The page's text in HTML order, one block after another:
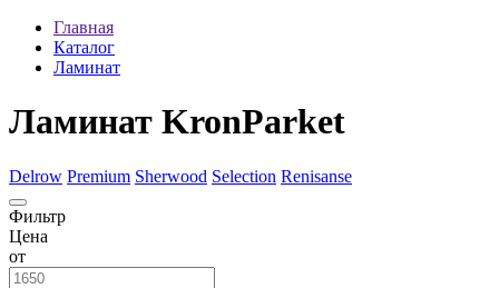
Главная
Каталог
Ламинат
Ламинат KronParket
Delrow Premium Sherwood Selection Renisanse
Фильтр
Цена
от